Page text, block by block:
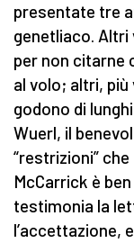
presentate tre
genetliaco. Altri
per non citarne
al volo; altri,
godono di
Wuerl, il
“restrizioni”
McCarrick è
testimonia la
l’accettazione,